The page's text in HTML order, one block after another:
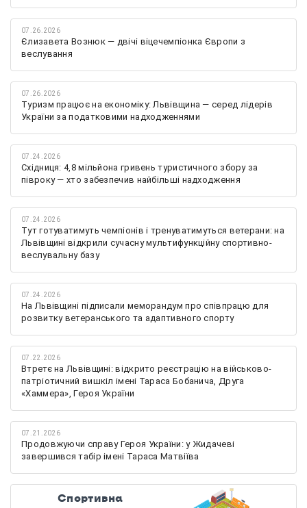
07.26.2026
Єлизавета Вознюк — двічі віцечемпіонка Європи з
веслування
07.26.2026
Туризм працює на економіку: Львівщина — серед лідерів
України за податковими надходженнями
07.24.2026
Східниця: 4,8 мільйона гривень туристичного збору за
півроку — хто забезпечив найбільші надходження
07.24.2026
Тут готуватимуть чемпіонів і тренуватимуться ветерани: на
Львівщині відкрили сучасну мультифункційну спортивно-
веслувальну базу
07.24.2026
На Львівщині підписали меморандум про співпрацю для
розвитку ветеранського та адаптивного спорту
07.22.2026
Втретє на Львівщині: відкрито реєстрацію на військово-
патріотичний вишкіл імені Тараса Бобанича, Друга
«Хаммера», Героя України
07.21.2026
Продовжуючи справу Героя України: у Жидачеві
завершився табір імені Тараса Матвіїва
Спортивна